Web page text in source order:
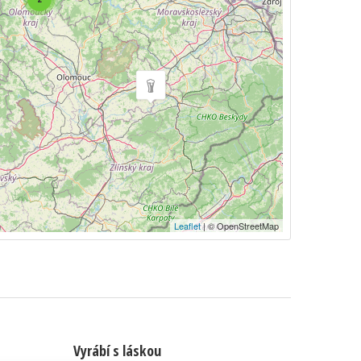
Leaflet| © OpenStreetMap
Vyrábí s láskou